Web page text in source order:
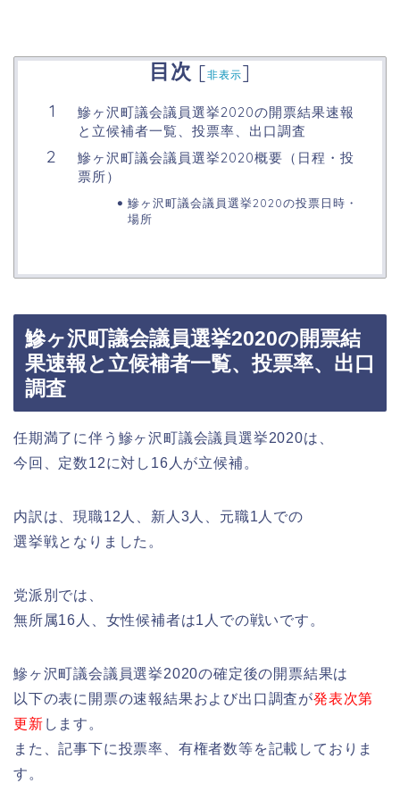
目次 [非表示]
鰺ヶ沢町議会議員選挙2020の開票結果速報
と立候補者一覧、投票率、出口調査
鰺ヶ沢町議会議員選挙2020概要（日程・投
票所）
鰺ヶ沢町議会議員選挙2020の投票日時・
場所
鰺ヶ沢町議会議員選挙2020の開票結
果速報と立候補者一覧、投票率、出口
調査
任期満了に伴う鰺ヶ沢町議会議員選挙2020は、
今回、定数12に対し16人が立候補。
内訳は、現職12人、新人3人、元職1人での
選挙戦となりました。
党派別では、
無所属16人、女性候補者は1人での戦いです。
鰺ヶ沢町議会議員選挙2020の確定後の開票結果は
以下の表に開票の速報結果および出口調査が発表次第
更新 します。
また、記事下に投票率、有権者数等を記載しておりま
す。